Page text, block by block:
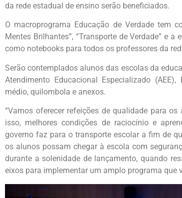
da rede estadual de ensino serão beneficiados.
O macroprograma Educação de Verdade tem
Mentes Brilhantes”, “Transporte de Verdade” e
como notebooks para todos os professores da
Serão contemplados alunos das escolas da
Atendimento Educacional Especializado
médio, quilombola e anexos.
“Vamos oferecer refeições de qualidade para
isso, melhores condições de raciocínio e
governo faz para o transporte escolar a fim de
os alunos possam chegar à escola com
durante a solenidade de lançamento, quando
eixos para implementar um amplo programa que